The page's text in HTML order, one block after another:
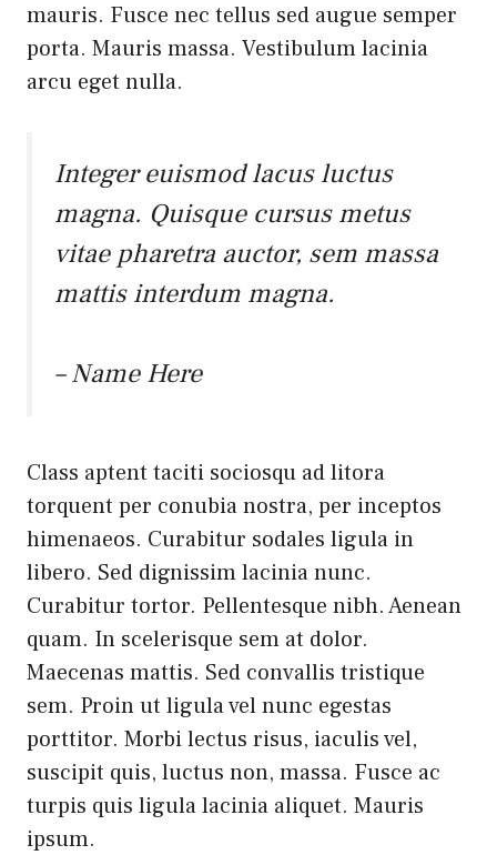
mauris. Fusce nec tellus sed augue semper
porta. Mauris massa. Vestibulum lacinia
arcu eget nulla.
Integer euismod lacus luctus
magna. Quisque cursus metus
vitae pharetra auctor, sem massa
mattis interdum magna.
– Name Here
Class aptent taciti sociosqu ad litora
torquent per conubia nostra, per inceptos
himenaeos. Curabitur sodales ligula in
libero. Sed dignissim lacinia nunc.
Curabitur tortor. Pellentesque nibh. Aenean
quam. In scelerisque sem at dolor.
Maecenas mattis. Sed convallis tristique
sem. Proin ut ligula vel nunc egestas
porttitor. Morbi lectus risus, iaculis vel,
suscipit quis, luctus non, massa. Fusce ac
turpis quis ligula lacinia aliquet. Mauris
ipsum.